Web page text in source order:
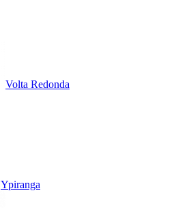
Volta Redonda
Ypiranga